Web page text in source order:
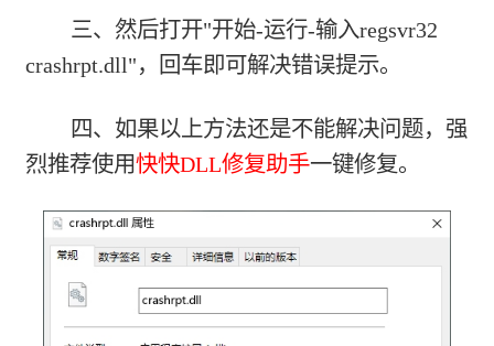
三、然后打开"开始-运行-输入regsvr32
crashrpt.dll"，回车即可解决错误提示。
四、如果以上方法还是不能解决问题，强
烈推荐使用快快DLL修复助手一键修复。